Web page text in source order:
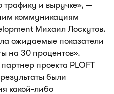
и выручке», —
коммуникациям
Михаил Лоскутов.
ожидаемые показатели
на 30 процентов».
проекта PLOFT
были
какой-либо